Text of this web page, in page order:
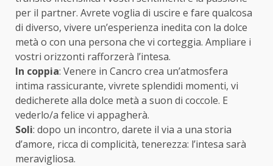
per il partner. Avrete voglia di uscire e fare qualcosa
di diverso, vivere un’esperienza inedita con la dolce
metà o con una persona che vi corteggia. Ampliare i
vostri orizzonti rafforzerà l’intesa.
In coppia: Venere in Cancro crea un’atmosfera
intima rassicurante, vivrete splendidi momenti, vi
dedicherete alla dolce metà a suon di coccole. E
vederlo/a felice vi appagherà.
Soli: dopo un incontro, darete il via a una storia
d’amore, ricca di complicità, tenerezza: l’intesa sarà
meravigliosa.